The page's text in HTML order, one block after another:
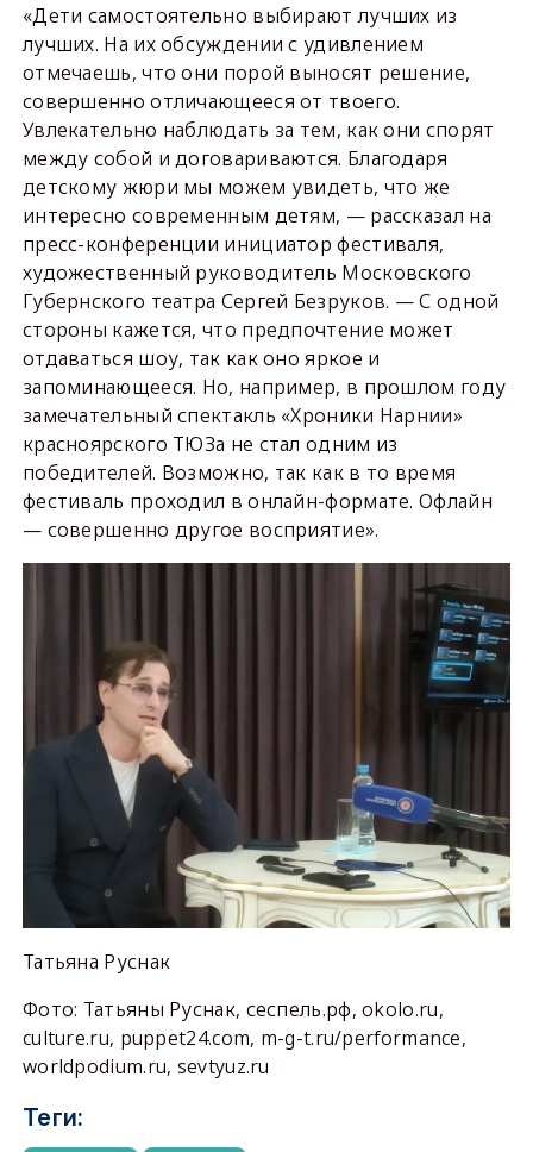
«Дети самостоятельно выбирают лучших из
лучших. На их обсуждении с удивлением
отмечаешь, что они порой выносят решение,
совершенно отличающееся от твоего.
Увлекательно наблюдать за тем, как они спорят
между собой и договариваются. Благодаря
детскому жюри мы можем увидеть, что же
интересно современным детям, — рассказал на
пресс-конференции инициатор фестиваля,
художественный руководитель Московского
Губернского театра Сергей Безруков. — С одной
стороны кажется, что предпочтение может
отдаваться шоу, так как оно яркое и
запоминающееся. Но, например, в прошлом году
замечательный спектакль «Хроники Нарнии»
красноярского ТЮЗа не стал одним из
победителей. Возможно, так как в то время
фестиваль проходил в онлайн-формате. Офлайн
— совершенно другое восприятие».
Татьяна Руснак
Фото: Татьяны Руснак, сеспель.рф, okolo.ru,
culture.ru, puppet24.com, m-g-t.ru/performance,
worldpodium.ru, sevtyuz.ru
Теги: